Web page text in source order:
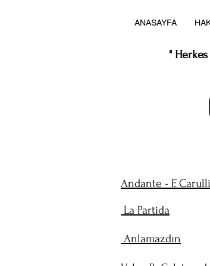
ANASAYFA
"
Andante - F. Carulli
La Partida
Anlamazdın